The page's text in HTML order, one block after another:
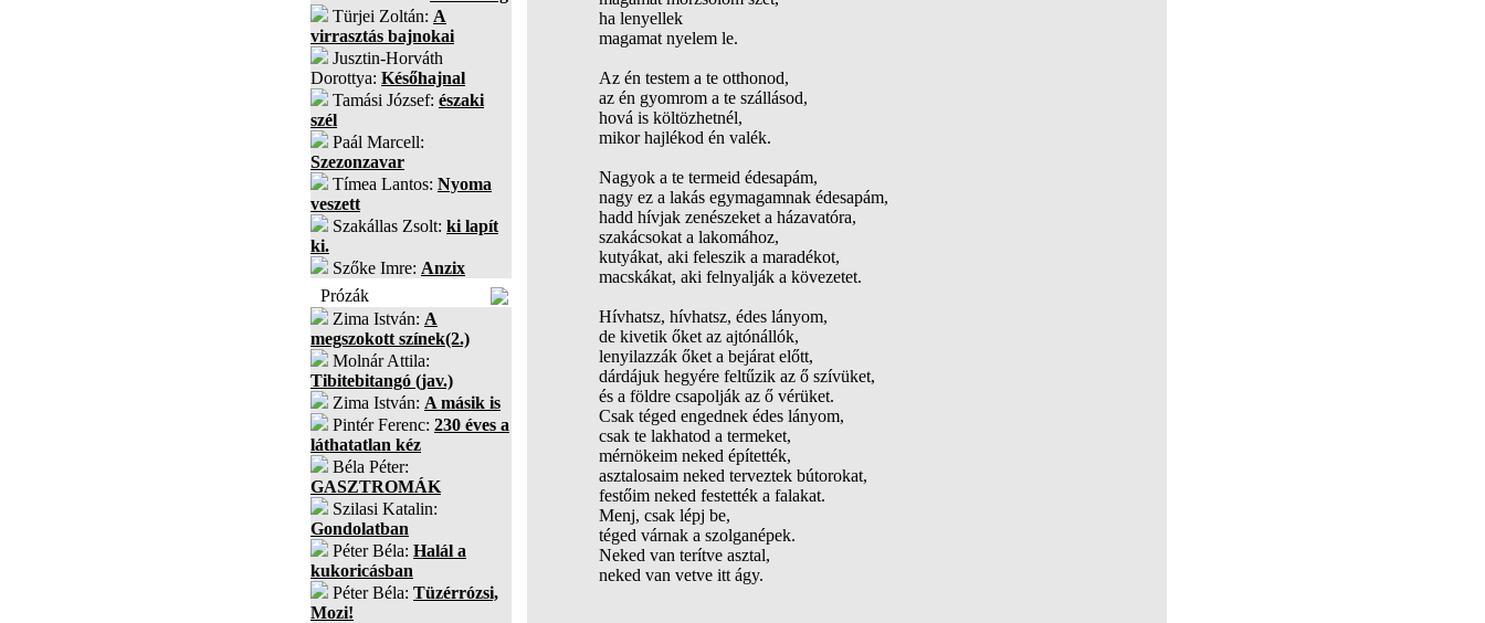
Türjei Zoltán: A
virrasztás bajnokai
Jusztin-Horváth
Dorottya: Későhajnal
Tamási József: északi
szél
Paál Marcell:
Szezonzavar
Tímea Lantos: Nyoma
veszett
Szakállas Zsolt: ki lapít
ki.
Szőke Imre: Anzix
Prózák
Zima István: A
megszokott színek(2.)
Molnár Attila:
Tibitebitangó (jav.)
Zima István: A másik is
Pintér Ferenc: 230 éves a
láthatatlan kéz
Béla Péter:
GASZTROMÁK
Szilasi Katalin:
Gondolatban
Péter Béla: Halál a
kukoricásban
Péter Béla: Tüzérrózsi,
Mozi!
ha lenyellek
magamat nyelem le.
Az én testem a te otthonod,
az én gyomrom a te szállásod,
hová is költözhetnél,
mikor hajlékod én valék.
Nagyok a te termeid édesapám,
nagy ez a lakás egymagamnak édesapám,
hadd hívjak zenészeket a házavatóra,
szakácsokat a lakomához,
kutyákat, aki feleszik a maradékot,
macskákat, aki felnyalják a kövezetet.
Hívhatsz, hívhatsz, édes lányom,
de kivetik őket az ajtónállók,
lenyilazzák őket a bejárat előtt,
dárdájuk hegyére feltűzik az ő szívüket,
és a földre csapolják az ő vérüket.
Csak téged engednek édes lányom,
csak te lakhatod a termeket,
mérnökeim neked építették,
asztalosaim neked terveztek bútorokat,
festőim neked festették a falakat.
Menj, csak lépj be,
téged várnak a szolganépek.
Neked van terítve asztal,
neked van vetve itt ágy.